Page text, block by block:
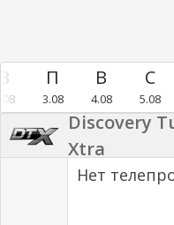
3.08 4.08 5.08
Discovery
Xtra
Нет